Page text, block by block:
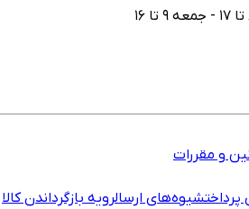
مقررات
شیوه‌های ارسالرویه بازگرداندن کالا